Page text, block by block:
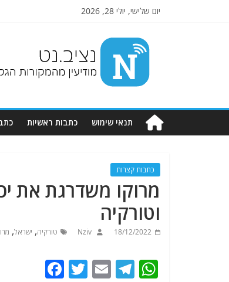
יום שלישי, יולי 28, 2026
Nziv.net
מודיעין
מהמקורות
תנאי שימוש כתבות ראשיות
כתבות קצרות
מרוקו משדרגת את
וטורקיה
18/12/2022
Nziv טורקיה, ישראל,
W
T
E
T